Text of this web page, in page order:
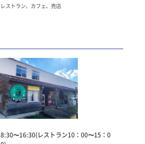
レストラン、カフェ、売店
8:30〜16:30(レストラン10：00〜15：0